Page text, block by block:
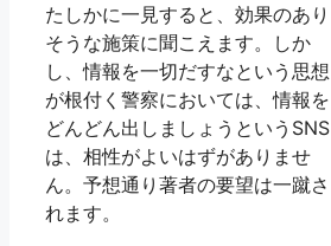
たしかに一見すると、効果のあり
そうな施策に聞こえます。しか
し、情報を一切だすなという思想
が根付く警察においては、情報を
どんどん出しましょうというSNS
は、相性がよいはずがありませ
ん。予想通り著者の要望は一蹴さ
れます。